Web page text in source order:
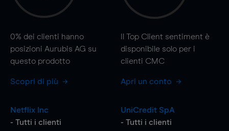
0% dei clienti hanno
posizioni Aurubis AG su
questo prodotto
Scopri di più
Il Top Client sentiment è
disponibile solo per i
clienti CMC
Apri un conto
Netflix Inc
- Tutti i clienti
UniCredit SpA
- Tutti i clienti